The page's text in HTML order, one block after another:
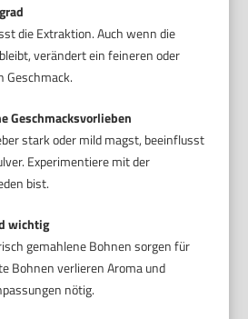
die Extraktion. Auch wenn die
verändert ein feineren oder
Geschmack.
Geschmacksvorlieben
stark oder mild magst, beeinflusst
Experimentiere mit der
bist.
wichtig
gemahlene Bohnen sorgen für
Bohnen verlieren Aroma und
nötig.